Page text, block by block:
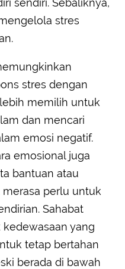
sendiri. Sebaliknya,
stres
stres dengan
memilih untuk
dan mencari
emosi negatif.
emosional juga
bantuan atau
merasa perlu untuk
Sahabat
yang
tetap bertahan
berada di bawah